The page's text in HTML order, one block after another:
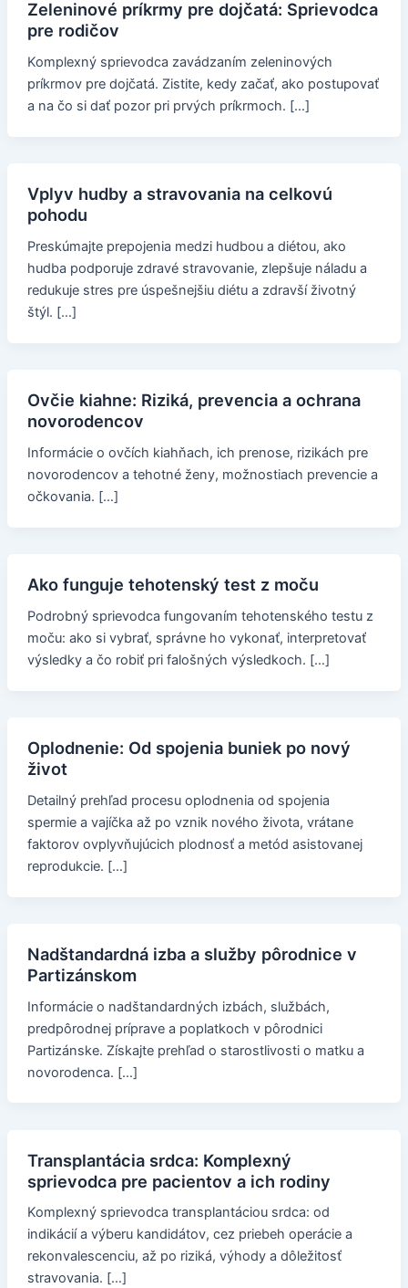
Zeleninové príkrmy pre dojčatá: Sprievodca
pre rodičov
Komplexný sprievodca zavádzaním zeleninových
príkrmov pre dojčatá. Zistite, kedy začať, ako postupovať
a na čo si dať pozor pri prvých príkrmoch. […]
Vplyv hudby a stravovania na celkovú
pohodu
Preskúmajte prepojenia medzi hudbou a diétou, ako
hudba podporuje zdravé stravovanie, zlepšuje náladu a
redukuje stres pre úspešnejšiu diétu a zdravší životný
štýl. […]
Ovčie kiahne: Riziká, prevencia a ochrana
novorodencov
Informácie o ovčích kiahňach, ich prenose, rizikách pre
novorodencov a tehotné ženy, možnostiach prevencie a
očkovania. […]
Ako funguje tehotenský test z moču
Podrobný sprievodca fungovaním tehotenského testu z
moču: ako si vybrať, správne ho vykonať, interpretovať
výsledky a čo robiť pri falošných výsledkoch. […]
Oplodnenie: Od spojenia buniek po nový
život
Detailný prehľad procesu oplodnenia od spojenia
spermie a vajíčka až po vznik nového života, vrátane
faktorov ovplyvňujúcich plodnosť a metód asistovanej
reprodukcie. […]
Nadštandardná izba a služby pôrodnice v
Partizánskom
Informácie o nadštandardných izbách, službách,
predpôrodnej príprave a poplatkoch v pôrodnici
Partizánske. Získajte prehľad o starostlivosti o matku a
novorodenca. […]
Transplantácia srdca: Komplexný
sprievodca pre pacientov a ich rodiny
Komplexný sprievodca transplantáciou srdca: od
indikácií a výberu kandidátov, cez priebeh operácie a
rekonvalescenciu, až po riziká, výhody a dôležitosť
stravovania. […]